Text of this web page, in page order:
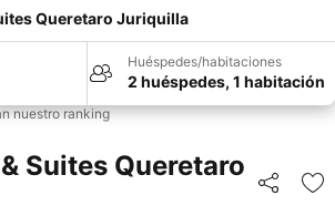
Queretaro Juriquilla
Huéspedes/habitaciones
2 huéspedes, 1 habitación
nuestro ranking
Suites Queretaro
Compartir